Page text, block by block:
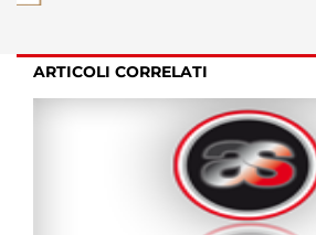
ARTICOLI CORRELATI